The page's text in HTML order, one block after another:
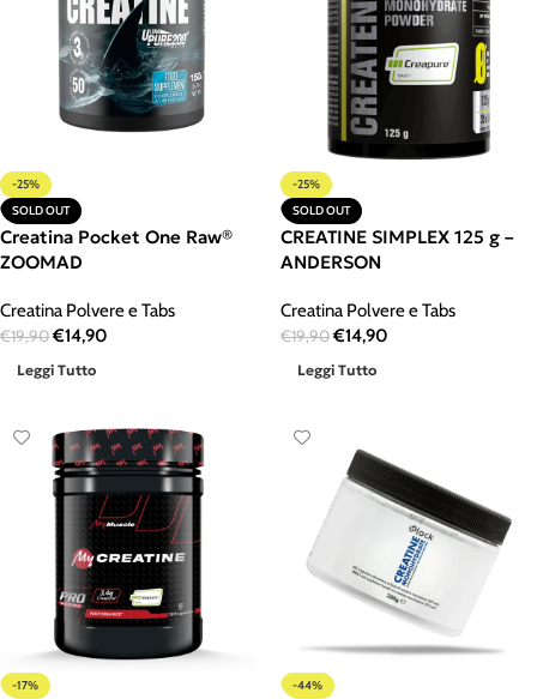
-25%
SOLD OUT
Creatina Pocket One Raw®
ZOOMAD
Creatina Polvere e Tabs
€19,90€14,90
Leggi Tutto
-25%
SOLD OUT
CREATINE SIMPLEX 125 g –
ANDERSON
Creatina Polvere e Tabs
€19,90€14,90
Leggi Tutto
-17% -44%